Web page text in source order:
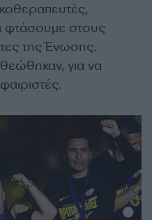
φτάσουμε στους
της Ένωσης.
για να